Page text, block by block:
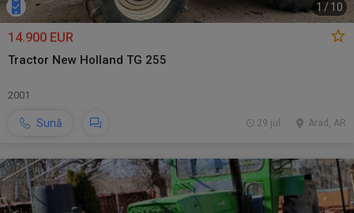
1 /10
14.900 EUR
Tractor New Holland TG 255
2001
Sună Arad, AR
29 jul.